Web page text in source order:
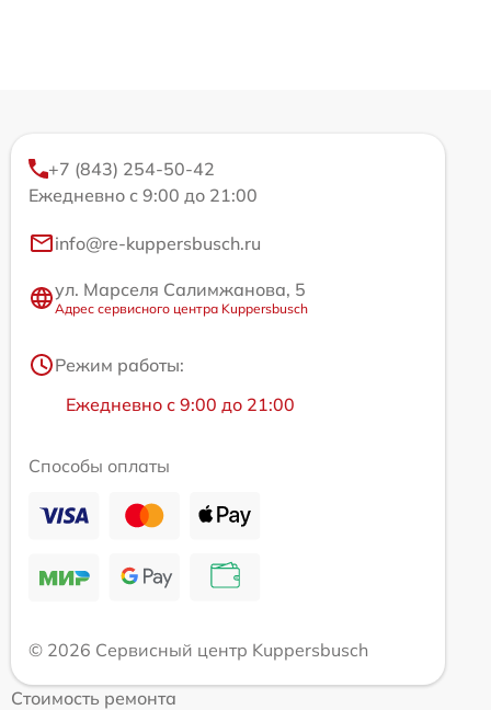
+7 (843) 254-50-42
Ежедневно с 9:00 до 21:00
info@re-kuppersbusch.ru
ул. Марселя Салимжанова, 5
Адрес сервисного центра Kuppersbusch
Режим работы:
Ежедневно с 9:00 до 21:00
Способы оплаты
© 2026 Сервисный центр Kuppersbusch
Стоимость ремонта